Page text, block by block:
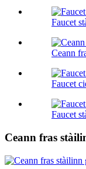
Faucet
Ceann
Faucet
Faucet
Ceann fras